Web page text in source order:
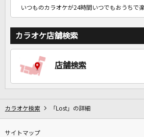
いつものカラオケが24時間いつでもおうちで
カラオケ店舗検索
店舗検索
カラオケ検索 「Lost」の詳細
サイトマップ